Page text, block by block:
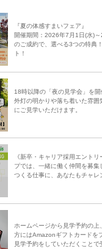
『夏の体感すまいフェア』
開催期間：2026年7月1日(水)
のご成約で、選べる3つの特典
ト！
18時以降の「夜の見学会」を開
外灯の明かりや落ち着いた雰囲
にご見学いただけます。
《新卒・キャリア採用エント
プでは、一緒に働く仲間を募
つくる仕事に、あなたもチャレ
ホームページから見学予約の上
方にはAmazonギフトカードを
見学予約をしていただくこと